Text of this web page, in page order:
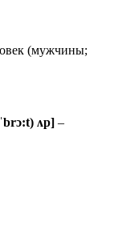
(мужчины;
ʌp] –